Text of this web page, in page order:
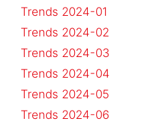
Trends 2024-01
Trends 2024-02
Trends 2024-03
Trends 2024-04
Trends 2024-05
Trends 2024-06